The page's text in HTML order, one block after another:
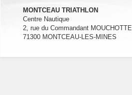
MONTCEAU TRIATHLON
Centre Nautique
2, rue du Commandant MOUCHOTTE
71300 MONTCEAU-LES-MINES